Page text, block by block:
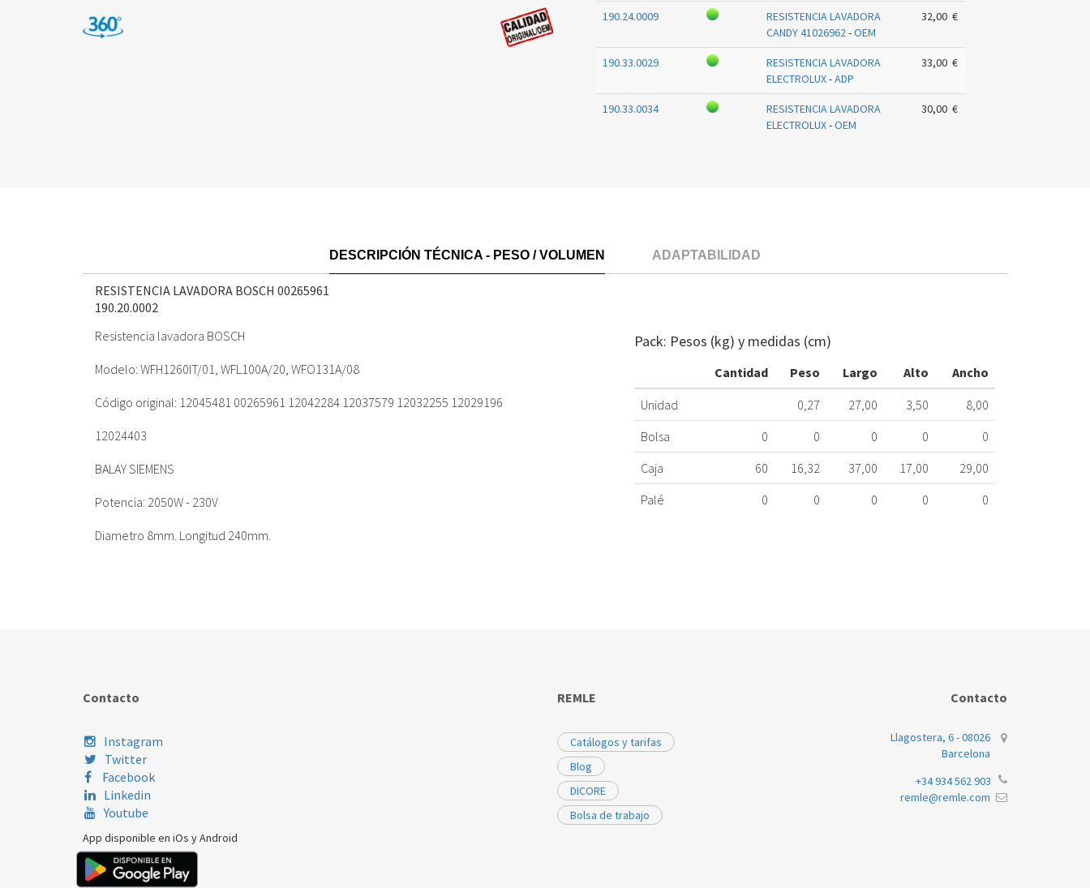
190.24.0009
RESISTENCIA LAVADORA
CANDY 41026962-OEM
32,00 €
190.33.0029
RESISTENCIA LAVADORA
ELECTROLUX-ADP
33,00 €
190.33.0034
RESISTENCIA LAVADORA
ELECTROLUX-OEM
30,00 €
DESCRIPCIÓN TÉCNICA - PESO / VOLUMEN ADAPTABILIDAD
RESISTENCIA LAVADORA BOSCH 00265961
190.20.0002
Resistencia lavadora BOSCH
Modelo: WFH1260IT/01, WFL100A/20, WFO131A/08
Código original: 12045481 00265961 12042284 12037579 12032255 12029196
12024403
BALAY SIEMENS
Potencia: 2050W - 230V
Diametro 8mm. Longitud 240mm.
Pack: Pesos (kg) y medidas (cm)
Cantidad Peso Largo Alto
Ancho
Unidad
0,27 27,00 3,50
8,00
Bolsa
0 0 0 0
0
Caja
60 16,32 37,00 17,00
29,00
Palé
0 0 0 0 0
Contacto
Instagram
Twitter
Facebook
Linkedin
Youtube
App disponible en iOs y Android
REMLE
Catálogos y tarifas
Blog
DICORE
Bolsa de trabajo
Contacto
Llagostera, 6 - 08026
Barcelona
+34 934 562 903
remle@remle.com